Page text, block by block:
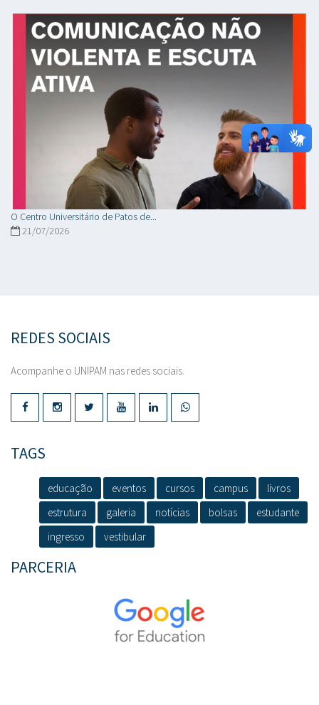
O Centro Universitário de Patos de...
21/07/2026
REDES SOCIAIS
Acompanhe o UNIPAM nas redes sociais.
TAGS
educação eventos cursos campus
livros
estrutura
galeria notícias bolsas
estudante
ingresso
vestibular
PARCERIA